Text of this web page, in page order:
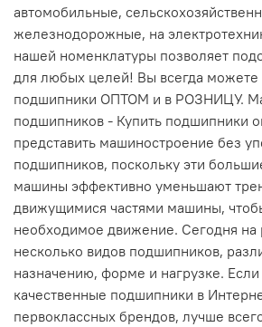
автомобильные,
железнодорожные, на
нашей номенклатуры позволяет
для любых целей! Вы всегда можете
подшипники ОПТОМ и в РОЗНИЦУ.
подшипников - Купить подшипники
представить машиностроение без
подшипников, поскольку эти
машины эффективно уменьшают
движущимися частями машины,
необходимое движение. Сегодня на
несколько видов подшипников,
назначению, форме и нагрузке. Если
качественные подшипники в
первоклассных брендов, лучше